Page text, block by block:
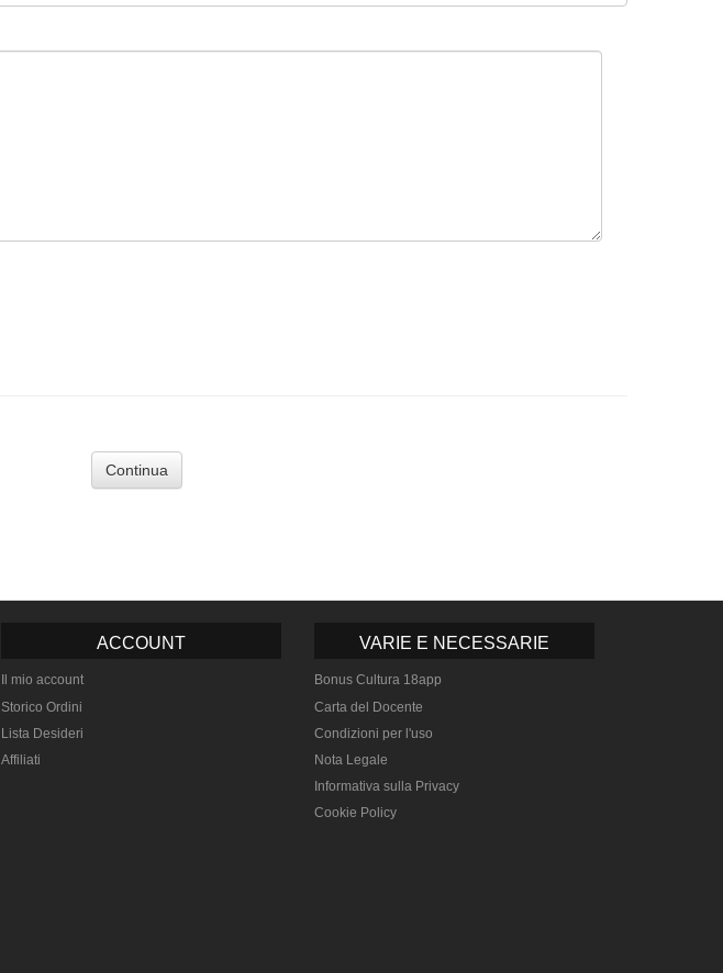
Continua
ACCOUNT
Il mio account
Storico Ordini
Lista Desideri
Affiliati
VARIE E NECESSARIE
Bonus Cultura 18app
Carta del Docente
Condizioni per l'uso
Nota Legale
Informativa sulla Privacy
Cookie Policy